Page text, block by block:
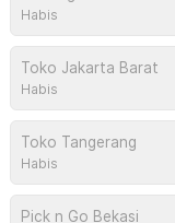
Habis
Toko Jakarta Barat
Habis
Toko Tangerang
Habis
Pick n Go Bekasi